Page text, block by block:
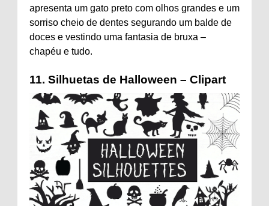
apresenta um gato preto com olhos grandes e um
sorriso cheio de dentes segurando um balde de
doces e vestindo uma fantasia de bruxa –
chapéu e tudo.
11. Silhuetas de Halloween – Clipart